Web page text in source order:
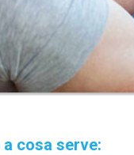
a cosa serve: